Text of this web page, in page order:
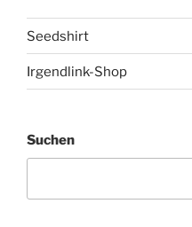
Seedshirt
Irgendlink-Shop
Suchen